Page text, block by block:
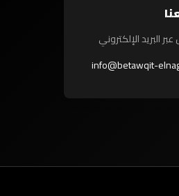
البريد الإلكتروني
info@betawqit-